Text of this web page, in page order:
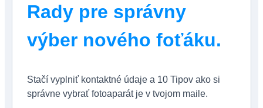
Rady pre správny
výber nového foťáku.
Stačí vyplniť kontaktné údaje a 10 Tipov ako si
správne vybrať fotoaparát je v tvojom maile.